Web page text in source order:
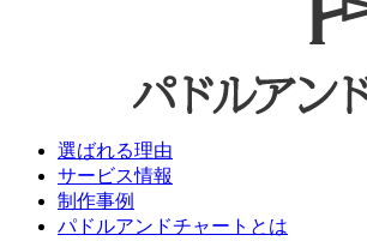
選ばれる理由
サービス情報
制作事例
パドルアンドチャートとは